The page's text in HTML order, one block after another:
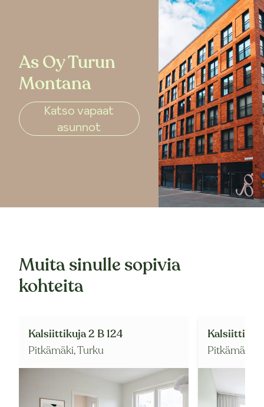
As Oy Turun
Montana
Katso vapaat
asunnot
Muita sinulle sopivia
kohteita
Kalsiittikuja 2 B 124
Pitkämäki,Turku
Kalsiittikuja
Pitkämäki,